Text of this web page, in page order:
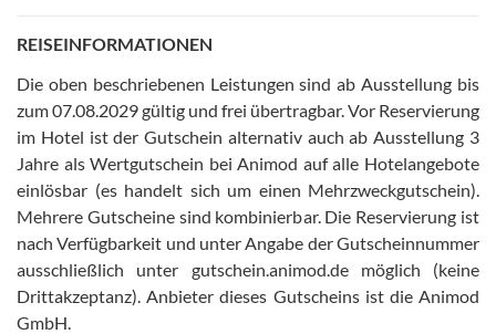
REISEINFORMATIONEN
Die oben beschriebenen Leistungen sind ab Ausstellung bis
zum 07.08.2029 gültig und frei übertragbar. Vor Reservierung
im Hotel ist der Gutschein alternativ auch ab Ausstellung 3
Jahre als Wertgutschein bei Animod auf alle Hotelangebote
einlösbar (es handelt sich um einen Mehrzweckgutschein)
Mehrere Gutscheine sind kombinierbar. Die Reservierung ist
nach Verfügbarkeit und unter Angabe der Gutscheinnummer
ausschließlich unter gutschein.animod.de möglich (keine
Drittakzeptanz) Anbieter dieses Gutscheins ist die Animod
GmbH